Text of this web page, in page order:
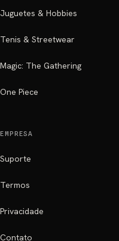
Juguetes & Hobbies
Tenis & Streetwear
Magic: The Gathering
One Piece
EMPRESA
Suporte
Termos
Privacidade
Contato